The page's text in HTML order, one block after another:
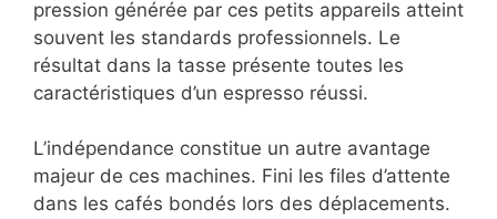
pression générée par ces petits appareils atteint
souvent les standards professionnels. Le
résultat dans la tasse présente toutes les
caractéristiques d’un espresso réussi.
L’indépendance constitue un autre avantage
majeur de ces machines. Fini les files d’attente
dans les cafés bondés lors des déplacements.